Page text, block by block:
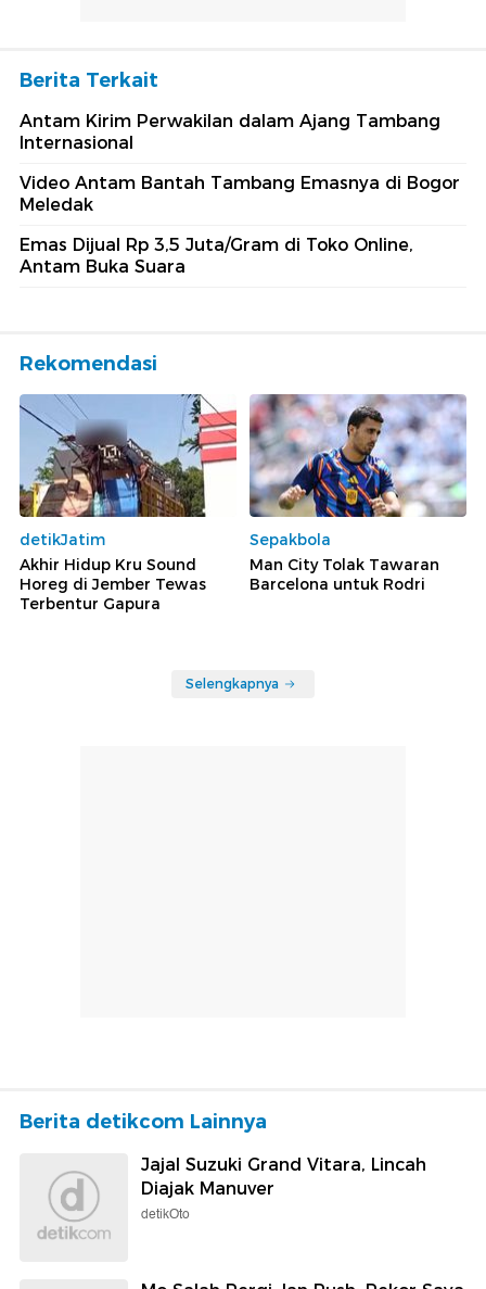
Berita Terkait
Antam Kirim Perwakilan dalam Ajang Tambang
Internasional
Video Antam Bantah Tambang Emasnya di Bogor
Meledak
Emas Dijual Rp 3,5 Juta/Gram di Toko Online,
Antam Buka Suara
Rekomendasi
detikJatim
Akhir Hidup Kru Sound
Horeg di Jember Tewas
Terbentur Gapura
Sepakbola
Man City Tolak Tawaran
Barcelona untuk Rodri
Selengkapnya
Berita detikcom Lainnya
Jajal Suzuki Grand Vitara, Lincah
Diajak Manuver
detikOto